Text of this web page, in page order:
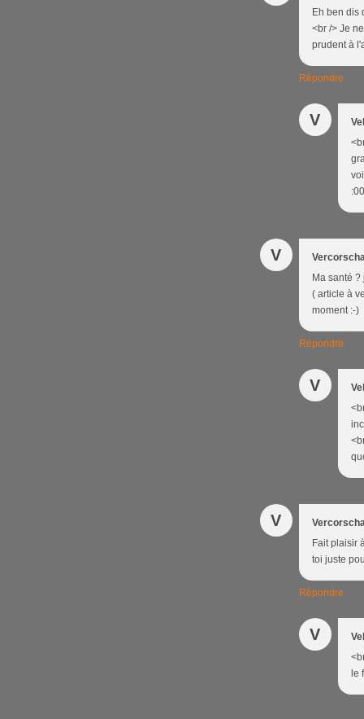
Eh ben dis
<br /> Je
prudent à
Répondre
V
V
Ma santé
( article à
moment :-)
Répondre
V
V
Fait plaisir
toi juste
Répondre
V
le